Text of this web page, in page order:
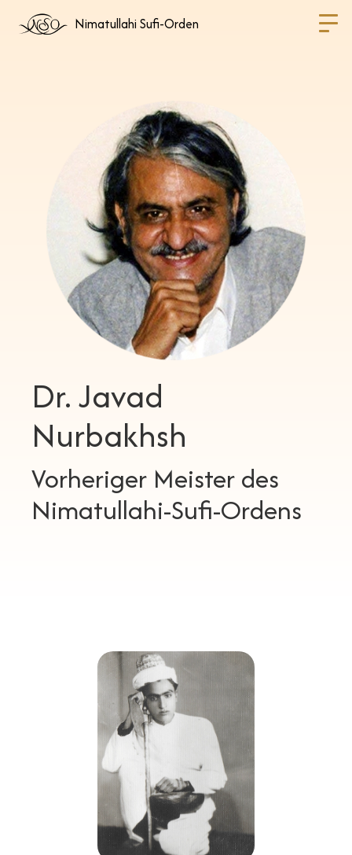
Nimatullahi Sufi-Orden
Dr. Javad
Nurbakhsh
Vorheriger Meister des
Nimatullahi-Sufi-Ordens